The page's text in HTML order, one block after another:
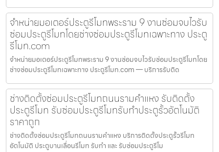
จำหน่ายมอเตอร์ประตูรีโมทพระราม 9 งานซ่อมจบไวรับ
ซ่อมประตูรีโมทโดยช่างซ่อมประตูรีโมทเฉพาะทาง ประตู
รีโมท.com
จำหน่ายมอเตอร์ประตูรีโมทพระราม 9 งานซ่อมจบไวรับซ่อมประตูรีโมทโดย
ช่างซ่อมประตูรีโมทเฉพาะทาง ประตูรีโมท.com — บริการรับติด
ช่างติดตั้งซ่อมประตูรีโมทถนนรามคำแหง รับติดตั้ง
ประตูรีโมท รับซ่อมประตูรีโมทรับทำประตูรั้วอัตโนมัติ
ราคาถูก
ช่างติดตั้งซ่อมประตูรีโมทถนนรามคำแหง บริการติดตั้งประตูรั้วรีโมท
อัตโนมัติ ประตูบานเลื่อนรีโมท รับทำ และ รับซ่อมประตูรีโม